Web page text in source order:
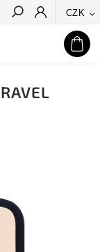
CZK
Hledat